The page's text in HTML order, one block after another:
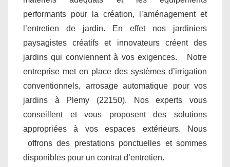
performants pour la création, l’aménagement et
l’entretien de jardin. En effet nos jardiniers
paysagistes créatifs et innovateurs créent des
jardins qui conviennent à vos exigences. Notre
entreprise met en place des systèmes d’irrigation
conventionnels, arrosage automatique pour vos
jardins à Plemy (22150). Nos experts vous
conseillent et vous proposent des solutions
appropriées à vos espaces extérieurs. Nous
offrons des prestations ponctuelles et sommes
disponibles pour un contrat d’entretien.